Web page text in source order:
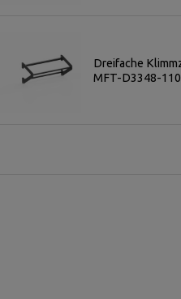
Dreifache
MFT-D3348-